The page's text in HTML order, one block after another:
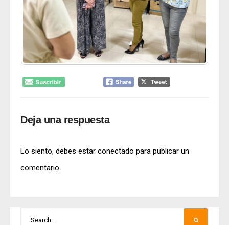
Deja una respuesta
Lo siento, debes estar conectado para publicar un
comentario.